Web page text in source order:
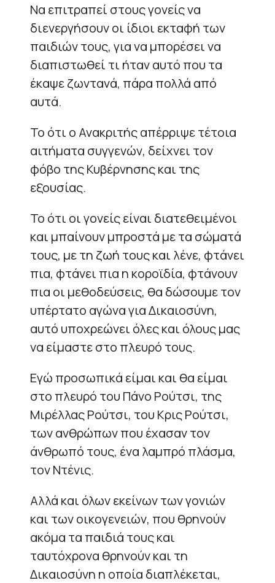
Να επιτραπεί στους γονείς να
διενεργήσουν οι ίδιοι εκταφή των
παιδιών τους, για να μπορέσει να
διαπιστωθεί τι ήταν αυτό που τα
έκαψε ζωντανά, πάρα πολλά από
αυτά.
Το ότι ο Ανακριτής απέρριψε τέτοια
αιτήματα συγγενών, δείχνει τον
φόβο της Κυβέρνησης και της
εξουσίας.
Το ότι οι γονείς είναι διατεθειμένοι
και μπαίνουν μπροστά με τα σώματά
τους, με τη ζωή τους και λένε, φτάνει
πια, φτάνει πια η κοροϊδία, φτάνουν
πια οι μεθοδεύσεις, θα δώσουμε τον
υπέρτατο αγώνα για Δικαιοσύνη,
αυτό υποχρεώνει όλες και όλους μας
να είμαστε στο πλευρό τους.
Εγώ προσωπικά είμαι και θα είμαι
στο πλευρό του Πάνο Ρούτσι, της
Μιρέλλας Ρούτσι, του Κρις Ρούτσι,
των ανθρώπων που έχασαν τον
άνθρωπό τους, ένα λαμπρό πλάσμα,
τον Ντένις.
Αλλά και όλων εκείνων των γονιών
και των οικογενειών, που θρηνούν
ακόμα τα παιδιά τους και
ταυτόχρονα θρηνούν και τη
Δικαιοσύνη η οποία διαπλέκεται,